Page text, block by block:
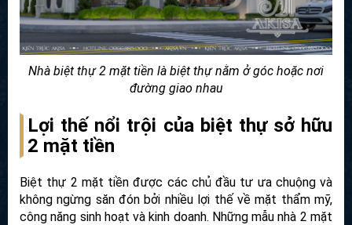
Nhà biệt thự 2 mặt tiền là biệt thự nằm ở góc hoặc nơi
đường giao nhau
Lợi thế nổi trội của biệt thự sở hữu
2 mặt tiền
Biệt thự 2 mặt tiền được các chủ đầu tư ưa chuộng và
không ngừng săn đón bởi nhiều lợi thế về mặt thẩm mỹ,
công năng sinh hoạt và kinh doanh. Những mẫu nhà 2 mặt